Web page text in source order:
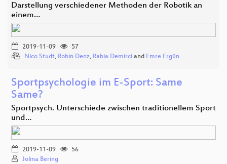
Darstellung verschiedener Methoden der Robotik an
einem…
2019-11-09
57
Nico Studt, Robin Denz, Rabia Demirci and Emre Ergün
Sportpsychologie im E-Sport: Same
Same?
Sportpsych. Unterschiede zwischen traditionellem Sport
und…
2019-11-09
56
Jolina Bering